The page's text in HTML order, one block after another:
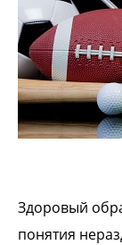
Здоровый
понятия